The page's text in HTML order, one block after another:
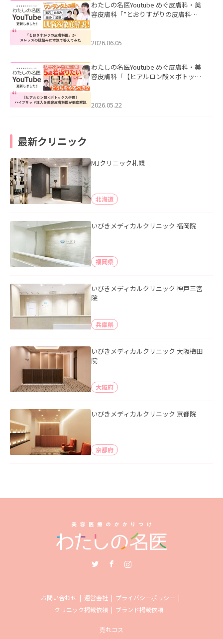
わたしの名医Youtube めぐ皮膚科・美
容皮膚科「”とおりすがりの皮膚科
2026.06.05
わたしの名医Youtube めぐ皮膚科・美
容皮膚科「【ヒアルロン酸×ボトック
た。
2026.05.22
最新クリニック
MJクリニック札幌
北海道
いびきメディカルクリニック 福岡院
福岡県
いびきメディカルクリニック 神戸三宮
院
兵庫県
いびきメディカルクリニック 大阪梅田
院
大阪府
いびきメディカルクリニック 京都院
京都府
お問い合わせ 運営会社
プライバシーポリシー
クリニック掲載依頼
ブランド掲載依頼
売れコス